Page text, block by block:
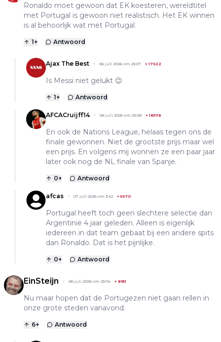
Ronaldo moet gewoon dat EK koesteren, wereldtitel
met Portugal is gewoon niet realistisch. Het EK winnen
is al behoorlijk wat met Portugal.
1+ Antwoord
Ajax The Best 06 juli 2026 om 23:07 +17622
Is Messi niet gelukt 😉
1+ Antwoord
AFCACruijff14 06 juli 2026 om 23:08 +183118
En ook de Nations League, helaas tegen ons de
finale gewonnen. Niet de grootste prijs maar wel
een prijs. En volgens mij wonnen ze een paar jaar
later ook nog de NL finale van Spanje.
0+ Antwoord
afcas 07 juli 2026 om 3:42 + 5670
Portugal heeft toch geen slechtere selectie dan
Argentinië 4 jaar geleden. Alleen is eigenlijk
iedereen in dat team gebaat bij een andere spits
dan Ronaldo. Dat is het pijnlijke.
0+ Antwoord
EinSteijn 06 juli 2026 om 23:04 + 8951
Nu maar hopen dat de Portugezen niet gaan rellen in
onze grote steden vanavond.
6+ Antwoord